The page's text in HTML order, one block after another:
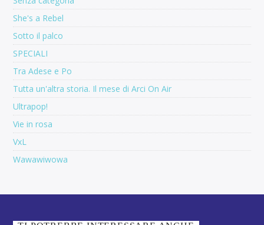
She's a Rebel
Sotto il palco
SPECIALI
Tra Adese e Po
Tutta un'altra storia. Il mese di Arci On Air
Ultrapop!
Vie in rosa
VxL
Wawawiwowa